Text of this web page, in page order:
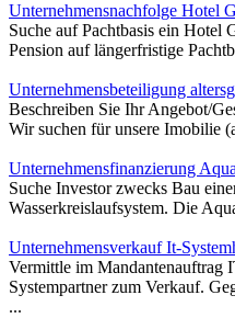
Unternehmensnachfolge Hotel
Suche auf Pachtbasis ein Hotel
Pension auf längerfristige
Unternehmensbeteiligung
Beschreiben Sie Ihr Angebot/
Wir suchen für unsere Imobilie
Unternehmensfinanzierung
Suche Investor zwecks Bau
Wasserkreislaufsystem. Die
Unternehmensverkauf It-
Vermittle im Mandantenauftrag
Systempartner zum Verkauf.
...